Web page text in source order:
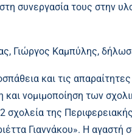
συνεργασία τους στην
Γιώργος Καμπύλης,
και τις
και νομιμοποίηση των
σχολεία της
Γιαννάκου». Η αγαστή